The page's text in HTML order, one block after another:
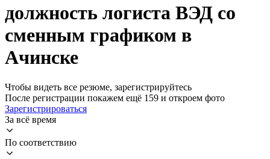
должность логиста ВЭД со
сменным графиком в
Ачинске
Чтобы видеть все резюме, зарегистрируйтесь
После регистрации покажем ещё 159 и откроем фото
Зарегистрироваться
За всё время
По соответствию